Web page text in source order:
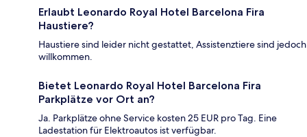
Erlaubt Leonardo Royal Hotel Barcelona Fira
Haustiere?
Haustiere sind leider nicht gestattet, Assistenztiere sind jedoch
willkommen.
Bietet Leonardo Royal Hotel Barcelona Fira
Parkplätze vor Ort an?
Ja. Parkplätze ohne Service kosten 25 EUR pro Tag. Eine
Ladestation für Elektroautos ist verfügbar.